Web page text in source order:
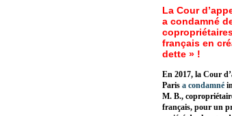
La Cour
a condamné
français en
dette » !
En 2017, la Cour
Paris a condamné
M. B.,
français, pour un